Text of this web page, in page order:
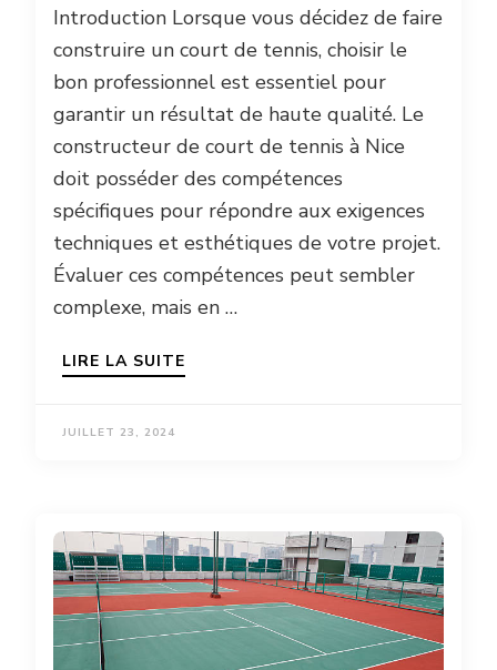
Introduction Lorsque vous décidez de faire
construire un court de tennis, choisir le
bon professionnel est essentiel pour
garantir un résultat de haute qualité. Le
constructeur de court de tennis à Nice
doit posséder des compétences
spécifiques pour répondre aux exigences
techniques et esthétiques de votre projet.
Évaluer ces compétences peut sembler
complexe, mais en …
LIRE LA SUITE
JUILLET 23, 2024